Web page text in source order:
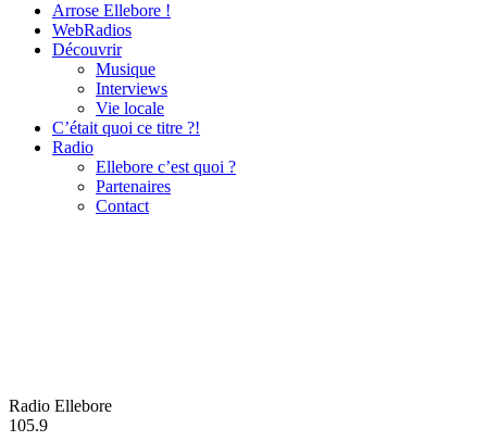
Arrose Ellebore !
WebRadios
Découvrir
Musique
Interviews
Vie locale
C’était quoi ce titre ?!
Radio
Ellebore c’est quoi ?
Partenaires
Contact
Radio Ellebore
105.9